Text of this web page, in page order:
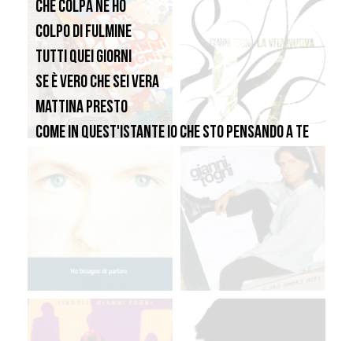
Che colpa ne ho
Colpo di fulmine
Tutti quei giorni
Se è vero che sei vera
Mattina presto
Come in quest'istante io che sto pensando a te